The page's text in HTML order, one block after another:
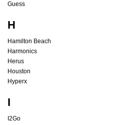
Guess
H
Hamilton Beach
Harmonics
Herus
Houston
Hyperx
I
I2Go